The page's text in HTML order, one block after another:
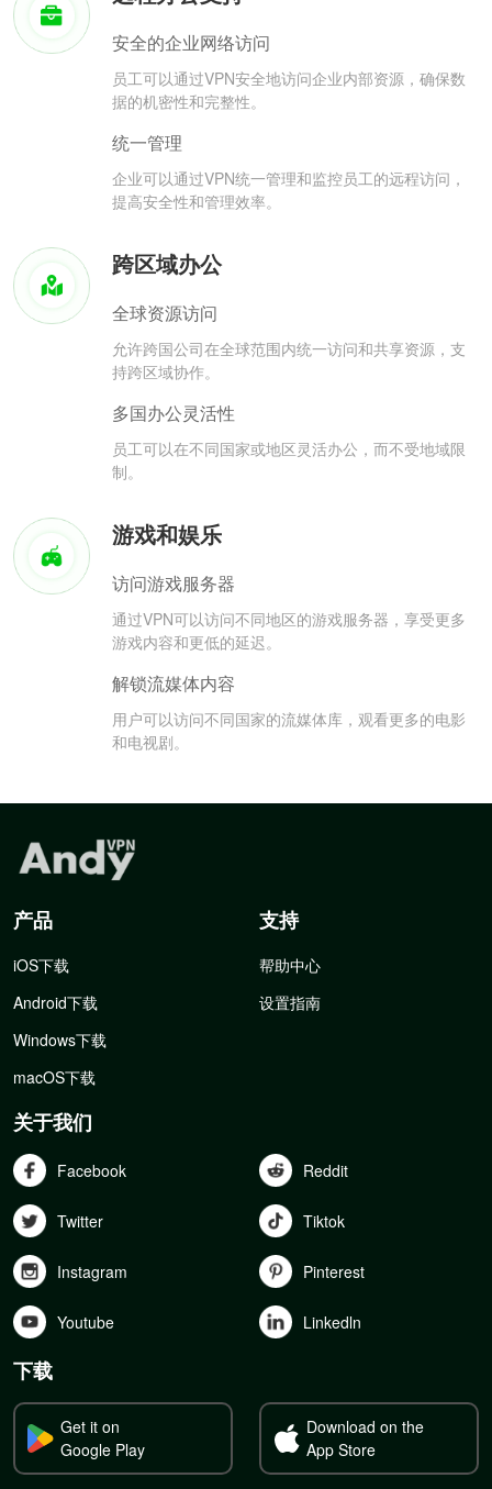
安全的企业网络访问
员工可以通过VPN安全地访问企业内部资源，确保数
据的机密性和完整性。
统一管理
企业可以通过VPN统一管理和监控员工的远程访问，
提高安全性和管理效率。
跨区域办公
全球资源访问
允许跨国公司在全球范围内统一访问和共享资源，支
持跨区域协作。
多国办公灵活性
员工可以在不同国家或地区灵活办公，而不受地域限
制。
游戏和娱乐
访问游戏服务器
通过VPN可以访问不同地区的游戏服务器，享受更多
游戏内容和更低的延迟。
解锁流媒体内容
用户可以访问不同国家的流媒体库，观看更多的电影
和电视剧。
产品
iOS下载
Android下载
Windows下载
macOS下载
支持
帮助中心
设置指南
关于我们
Facebook Reddit
Twitter Tiktok
Instagram Pinterest
Youtube Linkedln
下载
Get it on
Google Play
Download on the
App Store